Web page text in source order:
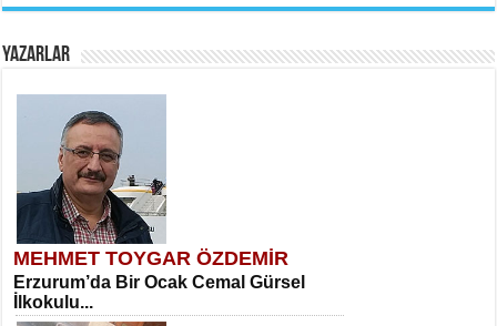
YAZARLAR
MEHMET TOYGAR ÖZDEMİR
Erzurum’da Bir Ocak Cemal Gürsel
İlkokulu...